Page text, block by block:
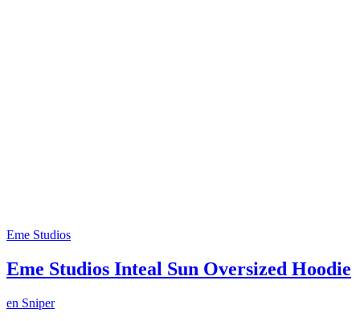
Eme Studios
Eme Studios Inteal Sun Oversized Hoodie
en Sniper